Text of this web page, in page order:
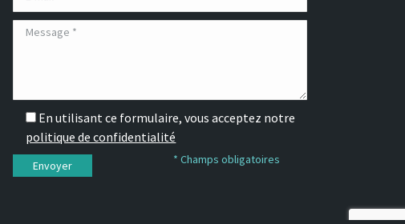
En utilisant ce formulaire, vous acceptez notre
politique de confidentialité
* Champs obligatoires